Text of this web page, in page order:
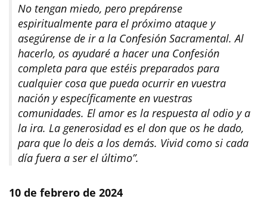
No tengan miedo, pero prepárense
espiritualmente para el próximo ataque y
asegúrense de ir a la Confesión Sacramental. Al
hacerlo, os ayudaré a hacer una Confesión
completa para que estéis preparados para
cualquier cosa que pueda ocurrir en vuestra
nación y específicamente en vuestras
comunidades. El amor es la respuesta al odio y a
la ira. La generosidad es el don que os he dado,
para que lo deis a los demás. Vivid como si cada
día fuera a ser el último”.
10 de febrero de 2024